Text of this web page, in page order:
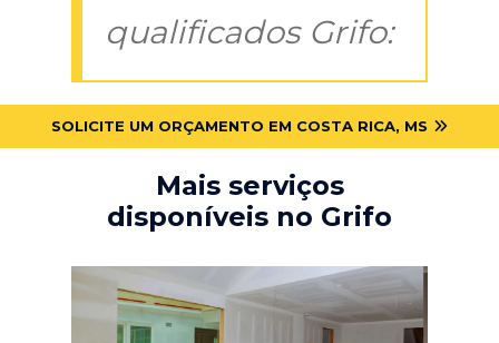
qualificados Grifo:
SOLICITE UM ORÇAMENTO EM COSTA RICA, MS
Mais serviços
disponíveis no Grifo